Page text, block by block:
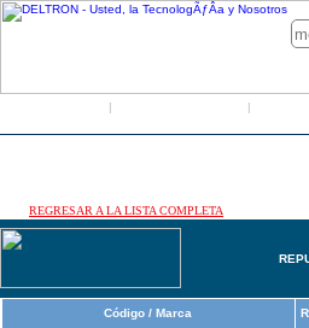
| |
REGRESAR A LA LISTA COMPLETA
Código / Marca